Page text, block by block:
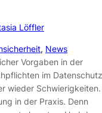
Löffler
, News
Vorgaben in der
im Datenschutz
wieder Schwierigkeiten.
in der Praxis. Denn